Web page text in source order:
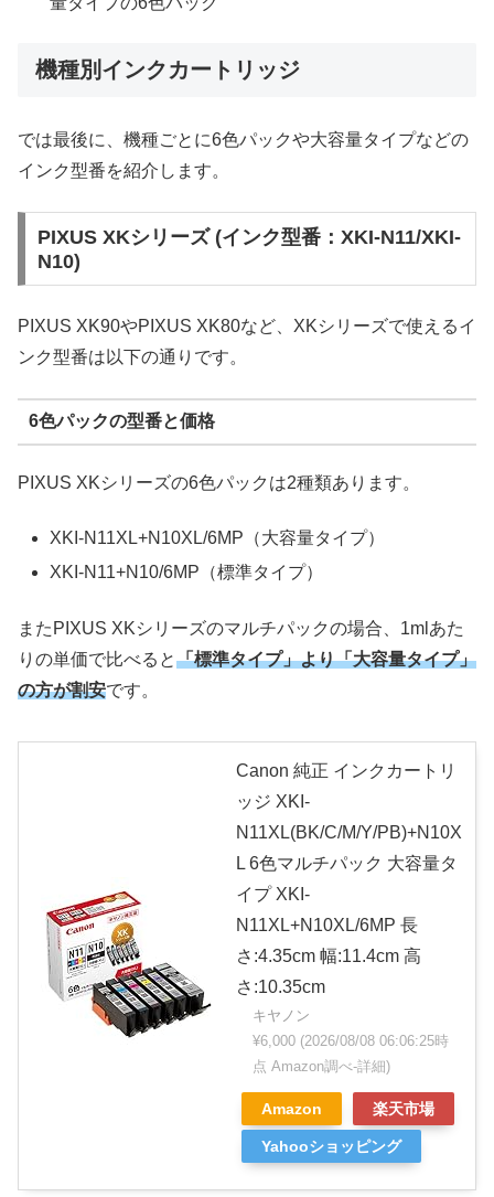
機種別インクカートリッジ
では最後に、機種ごとに6色パックや大容量タイプなどの
インク型番を紹介します。
PIXUS XKシリーズ (インク型番：XKI-N11/XKI-
N10)
PIXUS XK90やPIXUS XK80など、XKシリーズで使えるイ
ンク型番は以下の通りです。
6色パックの型番と価格
PIXUS XKシリーズの6色パックは2種類あります。
XKI-N11XL+N10XL/6MP（大容量タイプ）
XKI-N11+N10/6MP（標準タイプ）
またPIXUS XKシリーズのマルチパックの場合、1mlあた
りの単価で比べると「標準タイプ」より「大容量タイプ」
の方が割安です。
Canon 純正 インクカートリ
ッジ XKI-
N11XL(BK/C/M/Y/PB)+N10X
L 6色マルチパック 大容量タ
イプ XKI-
N11XL+N10XL/6MP 長
さ:4.35cm 幅:11.4cm 高
さ:10.35cm
キヤノン
¥6,000 (2026/08/08 06:06:25時
点 Amazon調べ-詳細)
Amazon 楽天市場
Yahooショッピング